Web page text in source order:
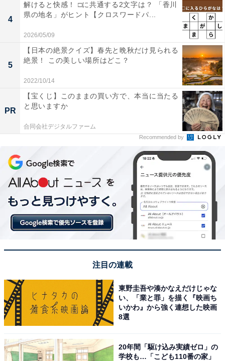
4
解けると快感！ □に共通する2文字は？ 「香川
県の地名」がヒント【クロスワードパ...
2026/05/09
5
【日本の絶景クイズ】春先と晩秋だけ見られる
絶景！ この美しい場所はどこ？
2022/10/14
PR
【宝くじ】このままの買い方で、本当に当たる
と思いますか
合同会社デジタルファーム
Recommended by
注目の連載
東野圭吾や湊かなえだけじゃな
い、「業と罪」を描く『映画ち
いかわ』から強く連想した映画
8選
20年間「駆け込み実績ゼロ」の
学校も…「こども110番の家」